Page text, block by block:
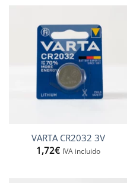
VARTA CR2032 3V
1,72€ IVA incluido